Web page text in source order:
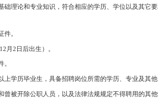
础理论和专业知识，符合相应的学历、学位以及其它
件。
月2日后出生）。
。
上学历毕业生，具备招聘岗位所需的学历、专业及其他
曾被开除公职人员，以及法律法规规定不得聘用的其